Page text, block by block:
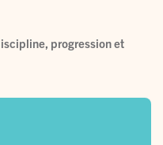
progression et